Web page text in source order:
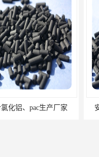
安徽聚合氯化铝、pac生产厂家